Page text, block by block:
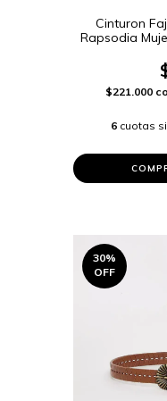
Cinturon
Rapsodia
$221.000
6 cuotas
30%
OFF